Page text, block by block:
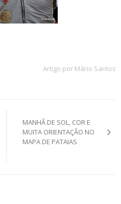
Artigo por Mário Santos
MANHÃ DE SOL, COR E
MUITA ORIENTAÇÃO NO
MAPA DE PATAIAS